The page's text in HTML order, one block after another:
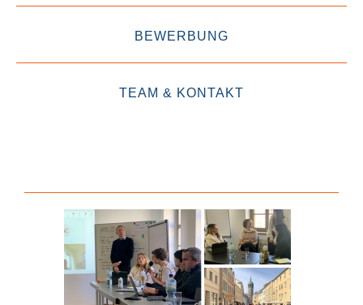
BEWERBUNG
TEAM & KONTAKT